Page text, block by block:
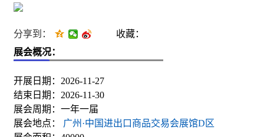
分享到：
收藏：
展会概况：
开展日期：2026-11-27
结束日期：2026-11-30
展会周期：一年一届
展会地点：
广州·中国进出口商品交易会展馆D区